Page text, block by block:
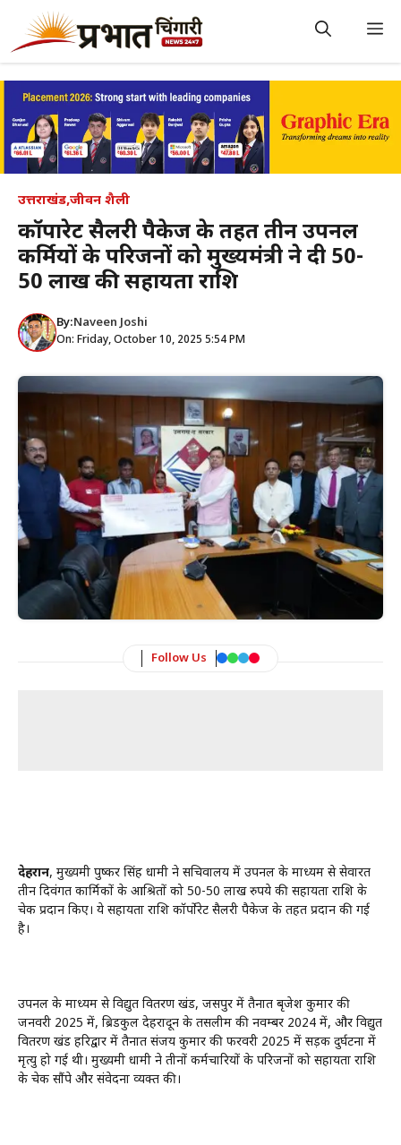
content
उत्तराखंड,जीवन शैली
कॉर्पोरेट सैलरी पैकेज के तहत तीन उपनल
कर्मियों के परिजनों को मुख्यमंत्री ने दी 50-
50 लाख की सहायता राशि
By:Naveen Joshi
On: Friday, October 10, 2025 5:54 PM
Follow Us
देहरादून, मुख्यमंत्री पुष्कर सिंह धामी ने सचिवालय में उपनल के माध्यम से सेवारत
तीन दिवंगत कार्मिकों के आश्रितों को 50-50 लाख रुपये की सहायता राशि के
चेक प्रदान किए। ये सहायता राशि कॉर्पोरेट सैलरी पैकेज के तहत प्रदान की गई
है।
उपनल के माध्यम से विद्युत वितरण खंड, जसपुर में तैनात बृजेश कुमार की
जनवरी 2025 में, ब्रिडकुल देहरादून के तसलीम की नवम्बर 2024 में, और विद्युत
वितरण खंड हरिद्वार में तैनात संजय कुमार की फरवरी 2025 में सड़क दुर्घटना में
मृत्यु हो गई थी। मुख्यमंत्री धामी ने तीनों कर्मचारियों के परिजनों को सहायता राशि
के चेक सौंपे और संवेदना व्यक्त की।